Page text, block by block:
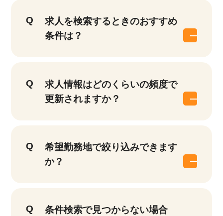
求人を検索するときのおすすめ
条件は？
求人情報はどのくらいの頻度で
更新されますか？
希望勤務地で絞り込みできます
か？
条件検索で見つからない場合